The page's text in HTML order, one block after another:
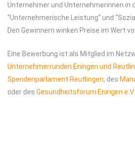
Unternehmer und Unternehmerinnen in
“Unternehmerische Leistung“ und
Den Gewinnern winken Preise im Wert
Eine Bewerbung ist als Mitglied im
Unternehmerrunden Eningen und
Spendenparlament Reutlingen, des
oder des Gesundheitsforum Eningen e.V.